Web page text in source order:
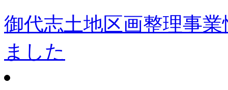
御代志土地区画整理事
ました